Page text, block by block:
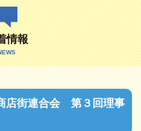
情報
店街連合会 第３回理事